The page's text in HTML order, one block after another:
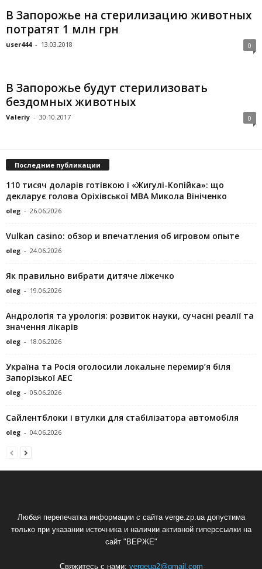
В Запорожье на стерилизацию животных
потратят 1 млн грн
user444 - 13.03.2018 0
В Запорожье будут стерилизовать
бездомных животных
Valeriy - 30.10.2017 0
Последние публикации
110 тисяч доларів готівкою і «Жигулі-Копійка»: що
декларує голова Оріхівської МВА Микола Вініченко
oleg - 26.06.2026
Vulkan casino: обзор и впечатления об игровом опыте
oleg - 24.06.2026
Як правильно вибрати дитяче ліжечко
oleg - 19.06.2026
Андрологія та урологія: розвиток науки, сучасні реалії та
значення лікарів
oleg - 18.06.2026
Україна та Росія оголосили локальне перемир’я біля
Запорізької АЕС
oleg - 05.06.2026
Сайлентблоки і втулки для стабілізатора автомобіля
oleg - 04.06.2026
Любая перепечатка информации с сайта verge.zp.ua допустима
только при указании источника и наличии активной гиперссылки на
сайт "ВЕРЖЕ"
Свяжитесь с нами: vergeua2@gmail.com